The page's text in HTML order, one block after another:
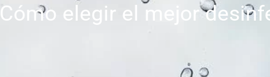
Cómo elegir el mejor